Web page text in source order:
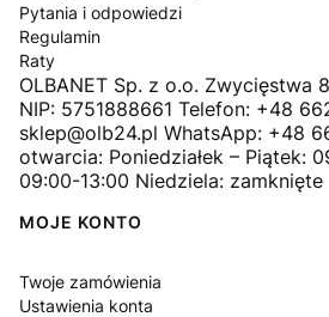
Pytania i odpowiedzi
Regulamin
Raty
OLBANET Sp. z o.o. Zwycięstwa
NIP: 5751888661 Telefon: +48
sklep@olb24.pl WhatsApp: +48
otwarcia: Poniedziałek – Piątek:
09:00-13:00 Niedziela: zamknięte
MOJE KONTO
Twoje zamówienia
Ustawienia konta